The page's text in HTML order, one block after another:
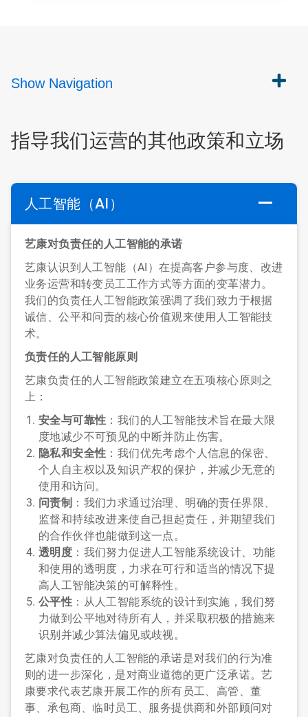
Show Navigation
指导我们运营的其他政策和立场
人工智能（AI）
艺康对负责任的人工智能的承诺
艺康认识到人工智能（AI）在提高客户参与度、改进
业务运营和转变员工工作方式等方面的变革潜力。
我们的负责任人工智能政策强调了我们致力于根据
诚信、公平和问责的核心价值观来使用人工智能技
术。
负责任的人工智能原则
艺康负责任的人工智能政策建立在五项核心原则之
上：
安全与可靠性 ：我们的人工智能技术旨在最大限
度地减少不可预见的中断并防止伤害。
隐私和安全性 ：我们优先考虑个人信息的保密、
个人自主权以及知识产权的保护，并减少无意的
使用和访问。
问责制 ：我们力求通过治理、明确的责任界限、
监督和持续改进来使自己担起责任，并期望我们
的合作伙伴也能做到这一点。
透明度 ：我们努力促进人工智能系统设计、功能
和使用的透明度，力求在可行和适当的情况下提
高人工智能决策的可解释性。
公平性 ：从人工智能系统的设计到实施，我们努
力做到公平地对待所有人，并采取积极的措施来
识别并减少算法偏见或歧视。
艺康对负责任的人工智能的承诺是对我们的行为准
则的进一步深化，是对商业道德的更广泛承诺。艺
康要求代表艺康开展工作的所有员工、高管、董
事、承包商、临时员工、服务提供商和外部顾问对